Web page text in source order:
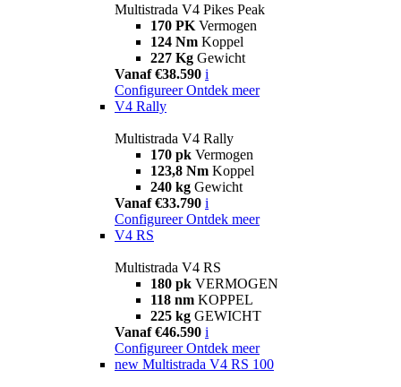
Multistrada V4 Pikes Peak
170 PK Vermogen
124 Nm Koppel
227 Kg Gewicht
Vanaf €38.590 i
Configureer Ontdek meer
V4 Rally
Multistrada V4 Rally
170 pk Vermogen
123,8 Nm Koppel
240 kg Gewicht
Vanaf €33.790 i
Configureer Ontdek meer
V4 RS
Multistrada V4 RS
180 pk VERMOGEN
118 nm KOPPEL
225 kg GEWICHT
Vanaf €46.590 i
Configureer Ontdek meer
new Multistrada V4 RS 100